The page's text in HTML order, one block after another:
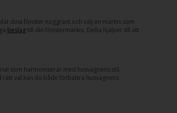
dina fönster noggrant och välj en markis som
beslagtill din fönstermarkis. Detta hjälper till att
som harmoniserar med husvagnens stil.
val kan du både förbättra husvagnens